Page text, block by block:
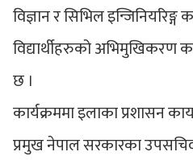
विज्ञान र सिभिल
विद्यार्थीहरुको अभिमुखिकरण
छ ।
कार्यक्रममा इलाका प्रशासन
प्रमुख नेपाल सरकारका